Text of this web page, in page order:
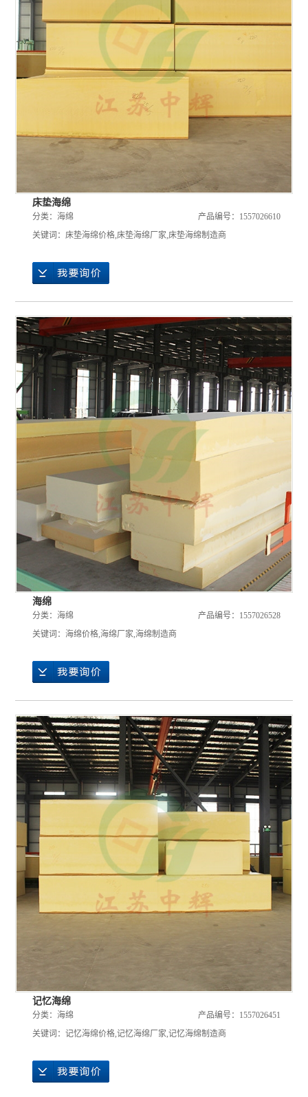
床垫海绵
分类：海绵
产品编号：1557026610
关键词：床垫海绵价格,床垫海绵厂家,床垫海绵制造商
海绵
分类：海绵
产品编号：1557026528
关键词：海绵价格,海绵厂家,海绵制造商
记忆海绵
分类：海绵
产品编号：1557026451
关键词：记忆海绵价格 ,记忆海绵厂家 ,记忆海绵制造商